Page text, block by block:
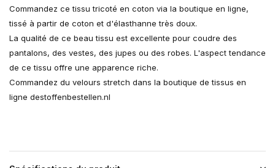
Commandez ce tissu tricoté en coton via la boutique en ligne,
tissé à partir de coton et d'élasthanne très doux.
La qualité de ce beau tissu est excellente pour coudre des
pantalons, des vestes, des jupes ou des robes. L'aspect tendance
de ce tissu offre une apparence riche.
Commandez du velours stretch dans la boutique de tissus en
ligne destoffenbestellen.nl